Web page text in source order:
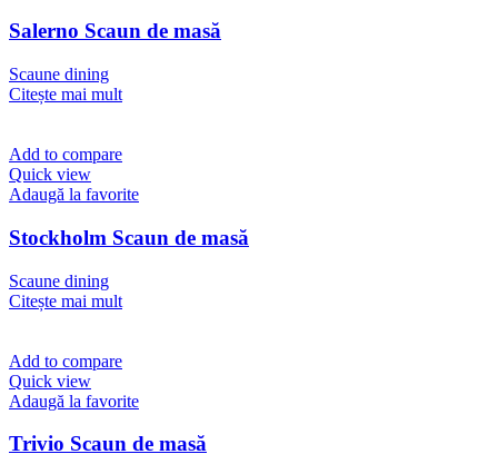
Salerno Scaun de masă
Scaune dining
Citește mai mult
Add to compare
Quick view
Adaugă la favorite
Stockholm Scaun de masă
Scaune dining
Citește mai mult
Add to compare
Quick view
Adaugă la favorite
Trivio Scaun de masă